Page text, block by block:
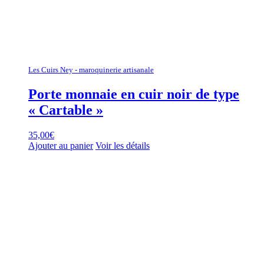
Les Cuirs Ney - maroquinerie artisanale
Porte monnaie en cuir noir de type
« Cartable »
35,00€
Ajouter au panier Voir les détails